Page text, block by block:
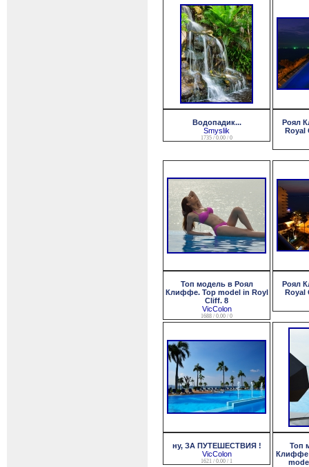
Водопадик...
Smyslik
1735 / 0.00 / 0
Роял
Royal
Топ модель в Роял
Клиффе. Top model in Royl
Cliff. 8
VicColon
1688 / 0.00 / 0
Роял
Royal
ну, ЗА ПУТЕШЕСТВИЯ !
VicColon
1621 / 0.00 / 1
Топ
Клиффе